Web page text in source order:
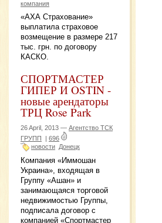
компания
«АХА Страхование»
выплатила страховое
возмещение в размере 217
тыс. грн. по договору
КАСКО.
СПОРТМАСТЕР
ГИПЕР И OSTIN -
новые арендаторы
ТРЦ Rose Park
26 April, 2013 — Агентство ТСК
ГРУПП | 696
новости Донецк
Компания «Иммошан
Украина», входящая в
Группу «Ашан» и
занимающаяся торговой
недвижимостью Группы,
подписала договор с
компанией «Спортмастер